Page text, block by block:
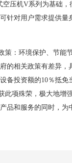
压机V系列为基础
针对用户需求提供
：环境保护、节能
的相关政策有差异
备投资额的10％抵
此项殊荣，极大地
品和服务的同时，为